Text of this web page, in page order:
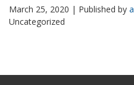
March 25, 2020 | Published by
Uncategorized